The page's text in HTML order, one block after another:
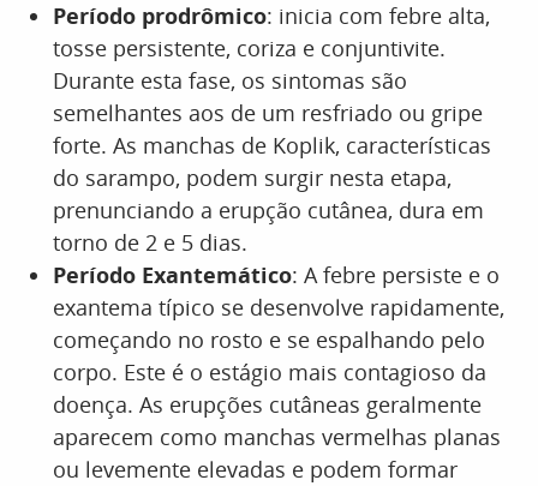
Período prodrômico: inicia com febre alta,
tosse persistente, coriza e conjuntivite.
Durante esta fase, os sintomas são
semelhantes aos de um resfriado ou gripe
forte. As manchas de Koplik, características
do sarampo, podem surgir nesta etapa,
prenunciando a erupção cutânea, dura em
torno de 2 e 5 dias.
Período Exantemático: A febre persiste e o
exantema típico se desenvolve rapidamente,
começando no rosto e se espalhando pelo
corpo. Este é o estágio mais contagioso da
doença. As erupções cutâneas geralmente
aparecem como manchas vermelhas planas
ou levemente elevadas e podem formar